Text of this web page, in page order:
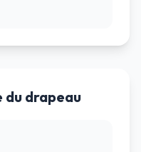
drapeau